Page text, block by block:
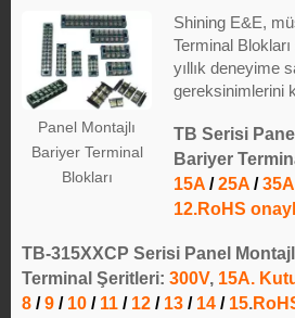
Panel Montajlı
Bariyer Terminal
Blokları
Shining E&E,
Terminal
yıllık deneyime
gereksinimlerini
TB Serisi
Bariyer
15A /25A /35A
12.RoHS
TB-315XXCP Serisi Panel
Terminal Şeritleri: 300V, 15A.
8 /9 /10 /11 /12 /13 /14 /15.